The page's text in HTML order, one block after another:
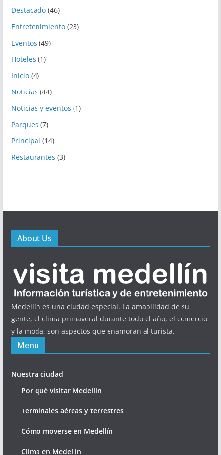
Destacado(46)
Entretenimiento(23)
Eventos (49)
Hoteles (1)
Inicio(4)
Noticias (44)
Noticias y eventos (1)
Parques (7)
Principal (14)
Restaurantes (3)
About Us
Medellín es una ciudad especial. La amabilidad de su
gente, el clima primaveral durante todo el año, el comercio
y la moda, son aspectos que enamoran al turista.
Menú
Nuestra ciudad
Por qué visitar Medellín
Terminales aéreas y terrestres
Cómo moverse en Medellín
Clima en Medellín